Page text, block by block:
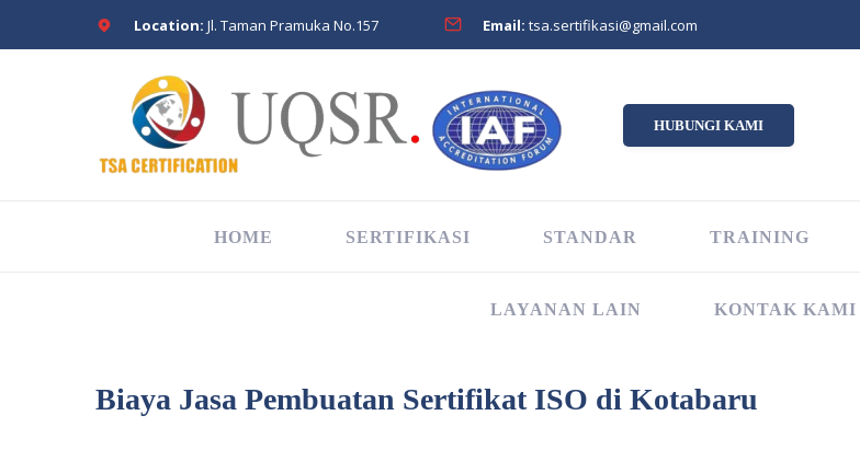
Location: Jl. Taman Pramuka No.157 Email: tsa.sertifikasi@gmail.com
HUBUNGI KAMI
HOME SERTIFIKASI STANDAR TRAINING
LAYANAN LAIN KONTAK KAMI
Biaya Jasa Pembuatan Sertifikat ISO di Kotabaru